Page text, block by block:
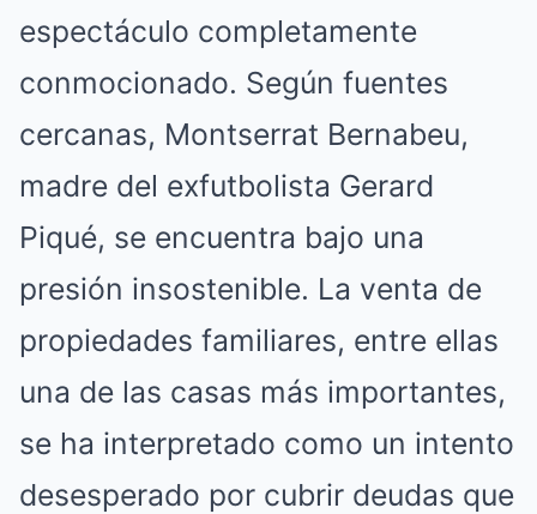
espectáculo completamente
conmocionado. Según fuentes
cercanas, Montserrat Bernabeu,
madre del exfutbolista Gerard
Piqué, se encuentra bajo una
presión insostenible. La venta de
propiedades familiares, entre ellas
una de las casas más importantes,
se ha interpretado como un intento
desesperado por cubrir deudas que